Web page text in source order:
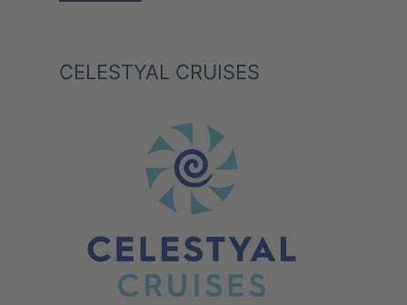
CELESTYAL CRUISES